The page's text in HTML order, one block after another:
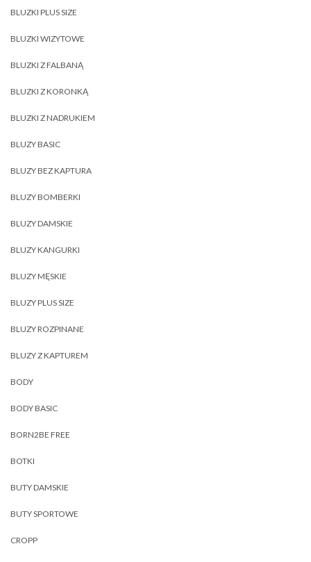
BLUZKI PLUS SIZE
BLUZKI WIZYTOWE
BLUZKI Z FALBANĄ
BLUZKI Z KORONKĄ
BLUZKI Z NADRUKIEM
BLUZY BASIC
BLUZY BEZ KAPTURA
BLUZY BOMBERKI
BLUZY DAMSKIE
BLUZY KANGURKI
BLUZY MĘSKIE
BLUZY PLUS SIZE
BLUZY ROZPINANE
BLUZY Z KAPTUREM
BODY
BODY BASIC
BORN2BE FREE
BOTKI
BUTY DAMSKIE
BUTY SPORTOWE
CROPP